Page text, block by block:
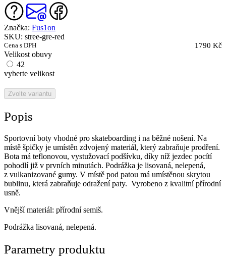
Značka: Fus1on
SKU: stree-gre-red
Cena s DPH 1790 Kč
Velikost obuvy
42
vyberte velikost
Zvolte variantu
Popis
Sportovní boty vhodné pro skateboarding i na běžné nošení. Na
místě špičky je umístěn zdvojený materiál, který zabraňuje prodření.
Bota má teflonovou, vystužovací podšívku, díky níž jezdec pocítí
pohodlí již v prvních minutách. Podrážka je lisovaná, nelepená,
z vulkanizované gumy. V místě pod patou má umístěnou skrytou
bublinu, která zabraňuje odražení paty. Vyrobeno z kvalitní přírodní
usně.
Vnější materiál: přírodní semiš.
Podrážka lisovaná, nelepená.
Parametry produktu